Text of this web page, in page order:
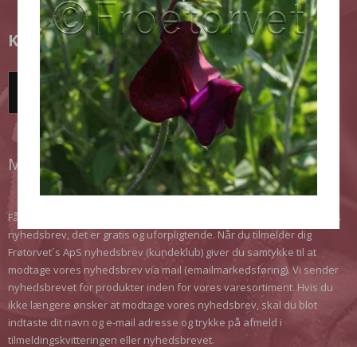
KUNDEKLUB
TILMELD DIG HER!
MODTAG VORES NYHEDSBREV
Få de seneste nyheder, opnå rabatter, få gode tips. Meld dig til vores
nyhedsbrev, det er gratis og uforpligtende. Når du tilmelder dig
Frøtorvet´s ApS nyhedsbrev (kundeklub) giver du samtykke til at
modtage vores nyhedsbrev via mail (emailmarkedsføring). Vi sender
nyhedsbrevet for produkter inden for vores varesortiment. Hvis du
ikke længere ønsker at modtage vores nyhedsbrev, skal du blot
indtaste dit navn og e-mail adresse og trykke på afmeld i
tilmeldingskvitteringen eller nyhedsbrevet.